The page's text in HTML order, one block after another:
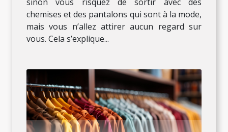
sinon vous risquez de sortir avec des
chemises et des pantalons qui sont à la mode,
mais vous n’allez attirer aucun regard sur
vous. Cela s’explique...